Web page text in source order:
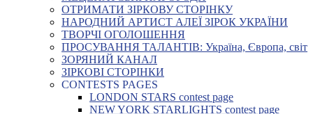
ОТРИМАТИ ЗІРКОВУ СТОРІНКУ
НАРОДНИЙ АРТИСТ АЛЕЇ ЗІРОК УКРАЇНИ
ТВОРЧІ ОГОЛОШЕННЯ
ПРОСУВАННЯ ТАЛАНТІВ: Україна, Європа, світ
ЗОРЯНИЙ КАНАЛ
ЗІРКОВІ СТОРІНКИ
CONTESTS PAGES
LONDON STARS contest page
NEW YORK STARLIGHTS contest page